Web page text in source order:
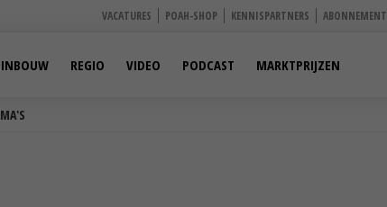
VACATURES POAH-SHOP KENNISPARTNERS ABONNEMENT
REGIO VIDEO PODCAST MARKTPRIJZEN